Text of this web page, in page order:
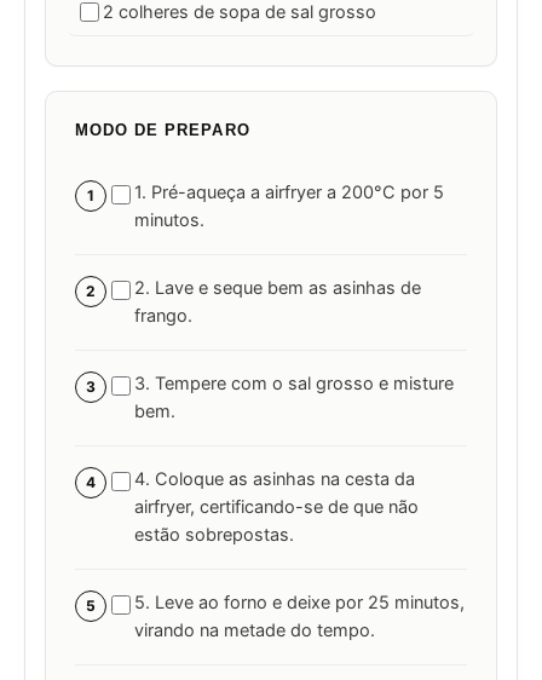
2 colheres de sopa de sal grosso
MODO DE PREPARO
1
1. Pré-aqueça a airfryer a 200°C por 5
minutos.
2
2. Lave e seque bem as asinhas de
frango.
3
3. Tempere com o sal grosso e misture
bem.
4
4. Coloque as asinhas na cesta da
airfryer, certificando-se de que não
estão sobrepostas.
5
5. Leve ao forno e deixe por 25 minutos,
virando na metade do tempo.